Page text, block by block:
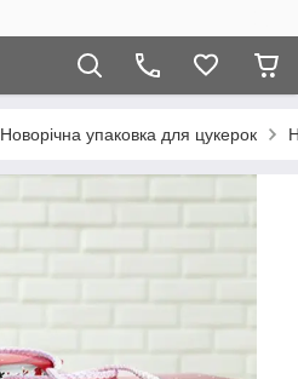
Новорічна упаковка для цукерок